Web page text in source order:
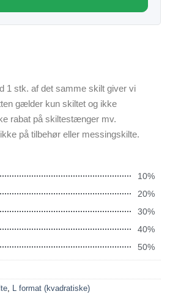
1 stk. af det samme skilt giver vi
gælder kun skiltet og ikke
rabat på skiltestænger mv.
på tilbehør eller messingskilte.
10%
20%
30%
40%
50%
, L format (kvadratiske)